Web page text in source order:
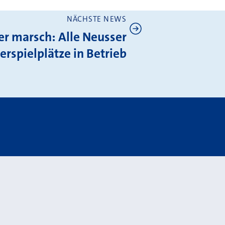
NÄCHSTE NEWS
marsch: Alle Neusser
in Betrieb